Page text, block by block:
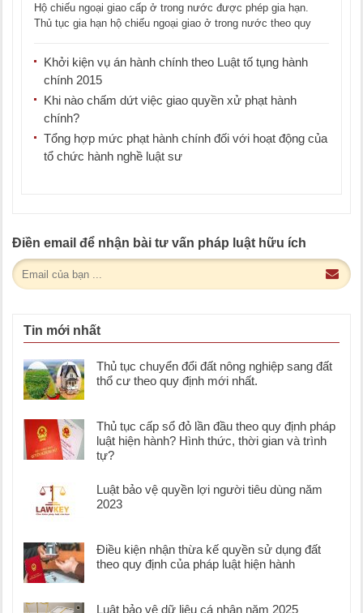
Hộ chiếu ngoại giao cấp ở trong nước được phép gia hạn.
Thủ tục gia hạn hộ chiếu ngoại giao ở trong nước theo quy
Khởi kiện vụ án hành chính theo Luật tố tụng hành
chính 2015
Khi nào chấm dứt việc giao quyền xử phạt hành
chính?
Tổng hợp mức phạt hành chính đối với hoạt động của
tổ chức hành nghề luật sư
Điền email để nhận bài tư vấn pháp luật hữu ích
Tin mới nhất
Thủ tục chuyển đổi đất nông nghiệp sang đất
thổ cư theo quy định mới nhất.
Thủ tục cấp sổ đỏ lần đầu theo quy định pháp
luật hiện hành? Hình thức, thời gian và trình
tự?
Luật bảo vệ quyền lợi người tiêu dùng năm
2023
Điều kiện nhận thừa kế quyền sử dụng đất
theo quy định của pháp luật hiện hành
Luật bảo vệ dữ liệu cá nhân năm 2025